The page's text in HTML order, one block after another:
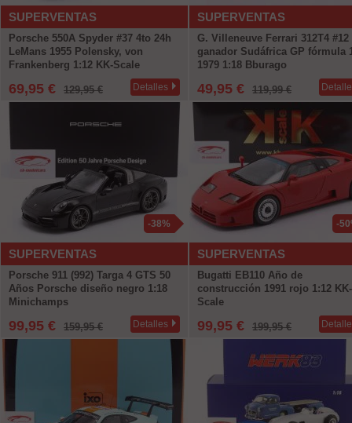
SUPERVENTAS
Porsche 550A Spyder #37 4to 24h
LeMans 1955 Polensky, von
Frankenberg 1:12 KK-Scale
69,95 € 129,95 € Detalles
SUPERVENTAS
G. Villeneuve Ferrari 312T4 #12
ganador Sudáfrica GP fórmula
1979 1:18 Bburago
49,95 € 119,99 €
SUPERVENTAS
-38%
Porsche 911 (992) Targa 4 GTS 50
Años Porsche diseño negro 1:18
Minichamps
99,95 € 159,95 € Detalles
SUPERVENTAS
-
Bugatti EB110 Año de
construcción 1991 rojo 1:12 KK-
Scale
99,95 € 199,95 €